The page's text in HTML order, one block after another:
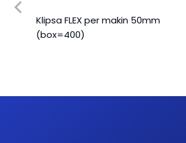
Klipsa FLEX per makin 50mm
(box=400)